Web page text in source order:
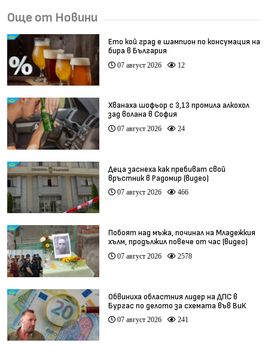
Още от Новини
Ето кой град е шампион по консумация на
бира в България
07 август 2026 12
Хванаха шофьор с 3,13 промила алкохол
зад волана в София
07 август 2026 24
Деца заснеха как пребиват свой
връстник в Радомир (видео)
07 август 2026 466
Побоят над мъжа, починал на Младежкия
хълм, продължил повече от час (видео)
07 август 2026 2578
Обвиниха областния лидер на ДПС в
Бургас по делото за схемата във ВиК
07 август 2026 241